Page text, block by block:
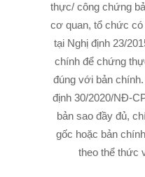
thực/ công chứng
cơ quan, tổ chức có
tại Nghị định 23/
chính để chứng
đúng với bản
định 30/2020/NĐ-
bản sao đầy đủ,
gốc hoặc bản
theo thể thức